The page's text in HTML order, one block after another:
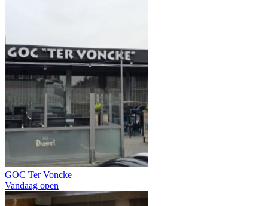
GOC Ter Voncke
Vandaag open